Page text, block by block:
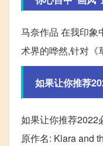
马奈作品 在我印象
术界的哗然,针对《
如果让你推荐
如果让你推荐2022
原作名: Klara and